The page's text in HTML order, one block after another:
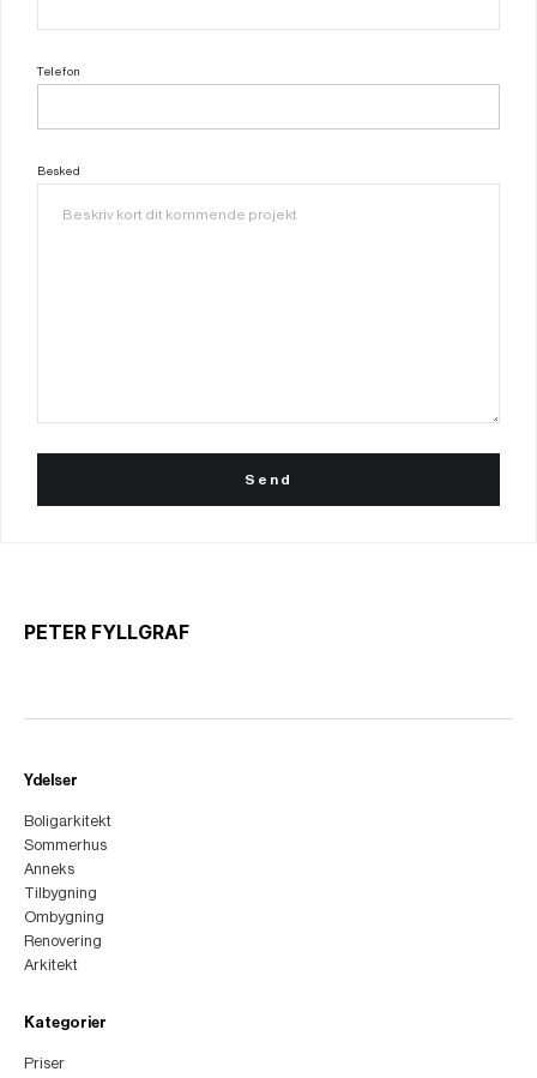
Telefon
Besked
PETER FYLLGRAF
Ydelser
Boligarkitekt
Sommerhus
Anneks
Tilbygning
Ombygning
Renovering
Arkitekt
Kategorier
Priser